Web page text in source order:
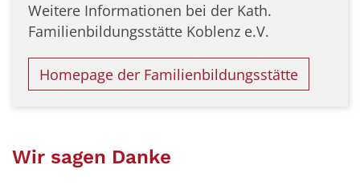
Weitere Informationen bei der Kath.
Familienbildungsstätte Koblenz e.V.
Homepage der Familienbildungsstätte
Wir sagen Danke